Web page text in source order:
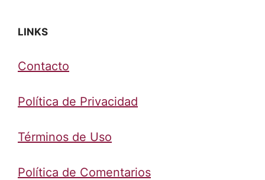
LINKS
Contacto
Política de Privacidad
Términos de Uso
Política de Comentarios